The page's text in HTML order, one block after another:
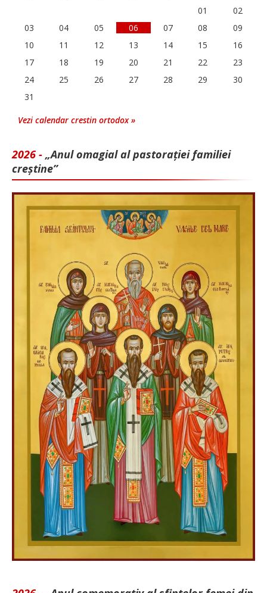
01
02
03
04 05 06 07 08
09
10
11 12 13 14 15
16
17
18 19 20 21 22
23
24
25 26 27 28 29
30
31
Vezi calendar crestin ortodox »
2026 - „Anul omagial al pastorației familiei
creștine”